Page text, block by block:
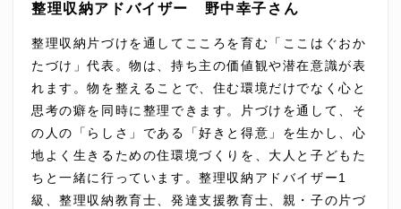
整理収納アドバイザー 野中幸子さん
整理収納片づけを通してこころを育む「ここはぐおか
たづけ」代表。物は、持ち主の価値観や潜在意識が表
れます。物を整えることで、住む環境だけでなく心と
思考の癖を同時に整理できます。片づけを通して、そ
の人の「らしさ」である「好きと得意」を生かし、心
地よく生きるための住環境づくりを、大人と子どもた
ちと一緒に行っています。整理収納アドバイザー1
級、整理収納教育士、発達支援教育士、親・子の片づ